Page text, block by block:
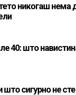
никогаш нема
40: што
сигурно не сте